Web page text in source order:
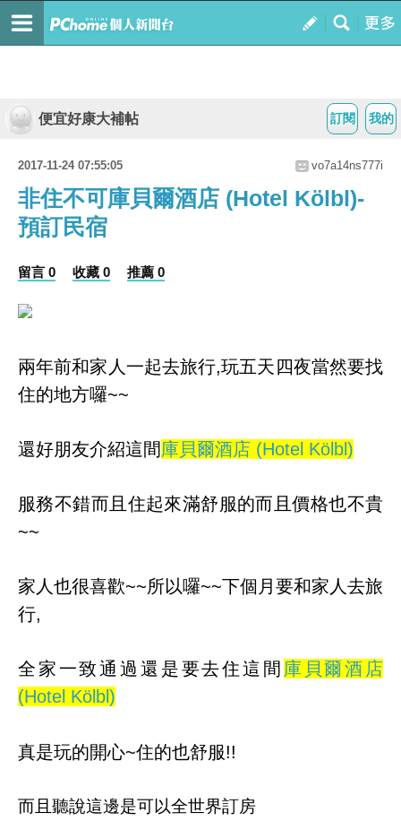
我的
訂閱
便宜好康大補帖
2017-11-24 07:55:05 vo7a14ns777i
非住不可庫貝爾酒店 (Hotel Kölbl)-
預訂民宿
留言 0 收藏 0 推薦 0
兩年前和家人一起去旅行,玩五天四夜當然要找
住的地方囉~~
還好朋友介紹這間 庫貝爾酒店 (Hotel Kölbl)
服務不錯而且住起來滿舒服的而且價格也不貴
~~
家人也很喜歡~~所以囉~~下個月要和家人去旅
行,
全家一致通過還是要去住這間 庫貝爾酒店
(Hotel Kölbl)
真是玩的開心~住的也舒服!!
而且聽說這邊是可以全世界訂房